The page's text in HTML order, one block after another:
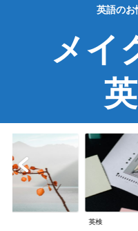
英語のお
メイ
英検